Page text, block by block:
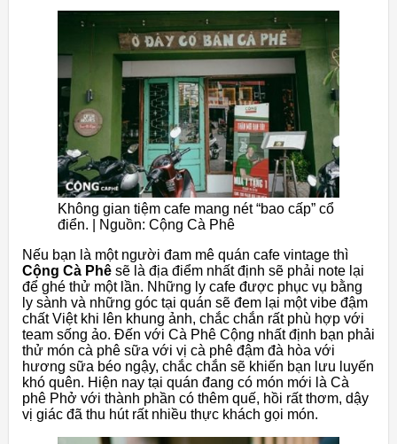
Không gian tiệm cafe mang nét “bao cấp” cổ
điển. | Nguồn: Cộng Cà Phê
Nếu bạn là một người đam mê quán cafe vintage thì
Cộng Cà Phê sẽ là địa điểm nhất định sẽ phải note lại
để ghé thử một lần. Những ly cafe được phục vụ bằng
ly sành và những góc tại quán sẽ đem lại một vibe đậm
chất Việt khi lên khung ảnh, chắc chắn rất phù hợp với
team sống ảo. Đến với Cà Phê Cộng nhất định bạn phải
thử món cà phê sữa với vị cà phê đậm đà hòa với
hương sữa béo ngậy, chắc chắn sẽ khiến bạn lưu luyến
khó quên. Hiện nay tại quán đang có món mới là Cà
phê Phở với thành phần có thêm quế, hồi rất thơm, dậy
vị giác đã thu hút rất nhiều thực khách gọi món.